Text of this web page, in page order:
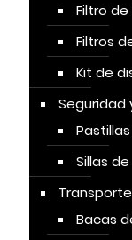
Filtro de
Filtros
Kit de
Seguridad
Sillas
Transporte
Bacas